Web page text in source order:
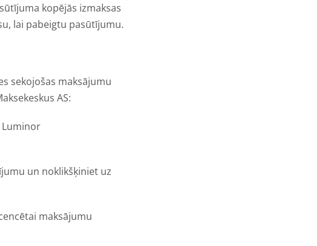
kopējās izmaksas
lai pabeigtu pasūtījumu.
sekojošas maksājumu
AS:
Luminor
un noklikšķiniet uz
maksājumu